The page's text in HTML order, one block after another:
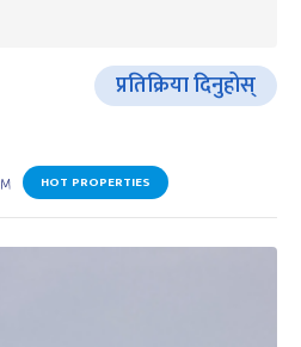
प्रतिक्रिया दिनुहोस्
HOT PROPERTIES